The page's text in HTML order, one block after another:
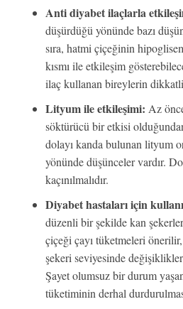
Anti diyabet ilaçlarla
düşürdüğü yönünde bazı
sıra, hatmi çiçeğinin
kısmı ile etkileşim
ilaç kullanan bireylerin
Lityum ile etkileşimi: Az
söktürücü bir etkisi
dolayı kanda bulunan lityum
yönünde düşünceler vardır.
kaçınılmalıdır.
Diyabet hastaları için
düzenli bir şekilde kan
çiçeği çayı tüketmeleri
şekeri seviyesinde
Şayet olumsuz bir durum
tüketiminin derhal